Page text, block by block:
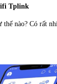
Tplink
nào? Có rất